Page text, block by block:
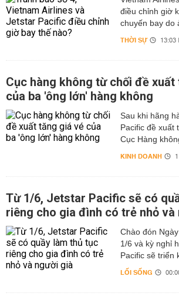
điều chỉnh giờ
chuyến bay do
THỜI SỰ 13:03
Cục hàng không từ chối đề xuất
của ba 'ông lớn' hàng không
Sau khi hãng
Pacific đề xuất
Cục Hàng
KINH DOANH
Từ 1/6, Jetstar Pacific sẽ có
riêng cho gia đình có trẻ nhỏ và
Chào đón
1/6 và kỳ nghỉ
Pacific sẽ triển
LỐI SỐNG